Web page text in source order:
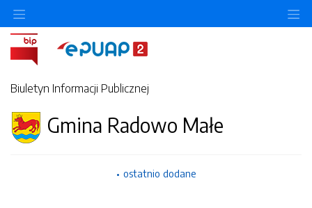
Biuletyn Informacji Publicznej
Gmina Radowo Małe
ostatnio dodane